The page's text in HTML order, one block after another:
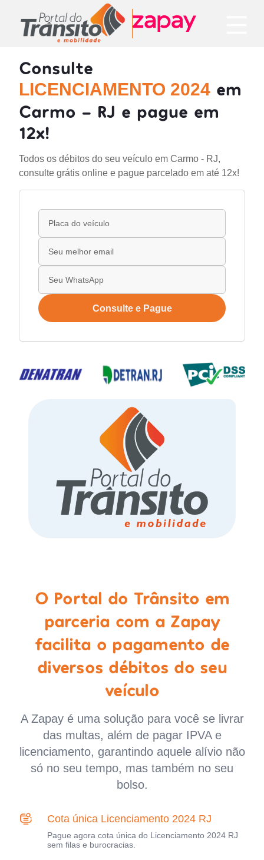
Consulte
LICENCIAMENTO 2024 em
Carmo - RJ e pague em
12x!
Todos os débitos do seu veículo em Carmo - RJ,
consulte grátis online e pague parcelado em até 12x!
Consulte e Pague
O Portal do Trânsito em
parceria com a Zapay
facilita o pagamento de
diversos débitos do seu
veículo
A Zapay é uma solução para você se livrar
das multas, além de pagar IPVA e
licenciamento, garantindo aquele alívio não
só no seu tempo, mas também no seu
bolso.
Cota única Licenciamento 2024 RJ
Pague agora cota única do Licenciamento 2024 RJ
sem filas e burocracias.